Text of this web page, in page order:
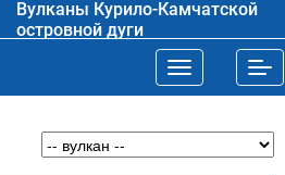
Вулканы Курило-Камчатской
островной дуги
Toggle